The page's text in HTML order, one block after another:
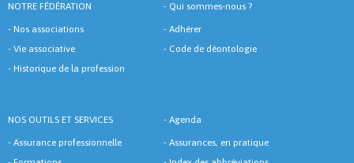
NOTRE FÉDÉRATION - Qui sommes-nous ?
- Nos associations - Adhérer
- Vie associative - Code de déontologie
- Historique de la profession
NOS OUTILS ET SERVICES - Agenda
- Assurance professionnelle - Assurances, en pratique